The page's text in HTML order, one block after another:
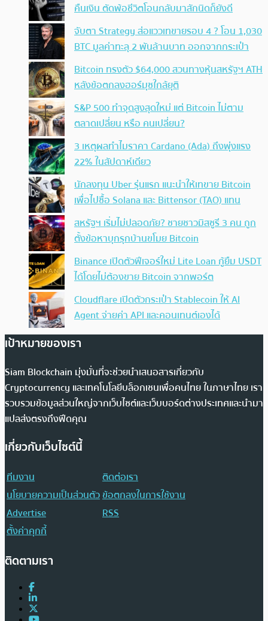
คืนเงิน ตัดพ้อชีวิตโอนกลับมาสักนิดก็ยังดี
จับตา Strategy ส่อแววเทขายรอบ 4 ? โอน 1,030
BTC มูลค่าทะลุ 2 พันล้านบาท ออกจากกระเป๋า
Bitcoin ทรงตัว $64,000 สวนทางหุ้นสหรัฐฯ ATH
หลังข้อตกลงฮอร์มุซใกล้ยุติ
S&P 500 ทำจุดสูงสุดใหม่ แต่ Bitcoin ไม่ตาม
ตลาดเปลี่ยน หรือ คนเปลี่ยน?
3 เหตุผลทำไมราคา Cardano (Ada) ถึงพุ่งแรง
22% ในสัปดาห์เดียว
นักลงทุน Uber รุ่นแรก แนะนำให้เทขาย Bitcoin
เพื่อไปซื้อ Solana และ Bittensor (TAO) แทน
สหรัฐฯ เริ่มไม่ปลอดภัย? ชายชาวมิสซูรี 3 คน ถูก
ตั้งข้อหาบุกรุกบ้านขโมย Bitcoin
Binance เปิดตัวฟีเจอร์ใหม่ Lite Loan กู้ยืม USDT
ได้โดยไม่ต้องขาย Bitcoin จากพอร์ต
Cloudflare เปิดตัวกระเป๋า Stablecoin ให้ AI
Agent จ่ายค่า API และคอนเทนต์เองได้
เป้าหมายของเรา
Siam Blockchain มุ่งมั่นที่จะช่วยนำเสนอสารเกี่ยวกับ
Cryptocurrency และเทคโนโลยีบล็อกเชนเพื่อคนไทย ในภาษาไทย เรา
รวบรวมข้อมูลส่วนใหญ่จากเว็บไซต์และเว็บบอร์ดต่างประเทศและนำมา
แปลส่งตรงถึงฟีดคุณ
เกี่ยวกับเว็บไซต์นี้
ทีมงาน
ติดต่อเรา
นโยบายความเป็นส่วนตัวข้อตกลงในการใช้งาน
Advertise
RSS
ตั้งค่าคุกกี้
ติดตามเรา